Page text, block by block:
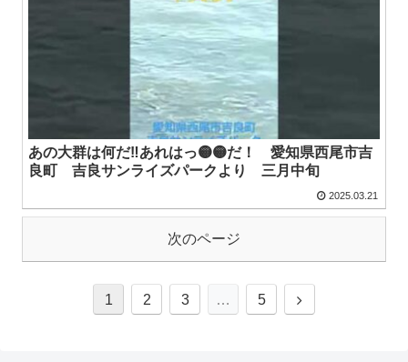
あの大群は何だ‼️あれはっ🟡🟡だ！ 愛知県西尾市吉
良町 吉良サンライズパークより 三月中旬
2025.03.21
次のページ
1 2 3 … 5